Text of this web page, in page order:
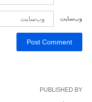
وب‌سایت
PUBLISHED BY